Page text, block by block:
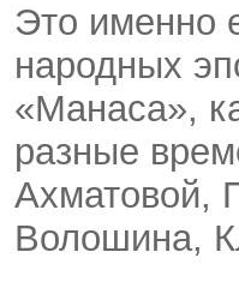
Это именно
народных
«Манаса»,
разные
Ахматовой,
Волошина,